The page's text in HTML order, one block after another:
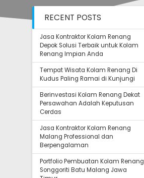
RECENT POSTS
Jasa Kontraktor Kolam Renang
Depok Solusi Terbaik untuk Kolam
Renang Impian Anda
Tempat Wisata Kolam Renang Di
Kudus Paling Ramai di Kunjungi
Berinvestasi Kolam Renang Dekat
Persawahan Adalah Keputusan
Cerdas
Jasa Kontraktor Kolam Renang
Malang Professional dan
Berpengalaman
Portfolio Pembuatan Kolam Renang
Songgoriti Batu Malang Jawa